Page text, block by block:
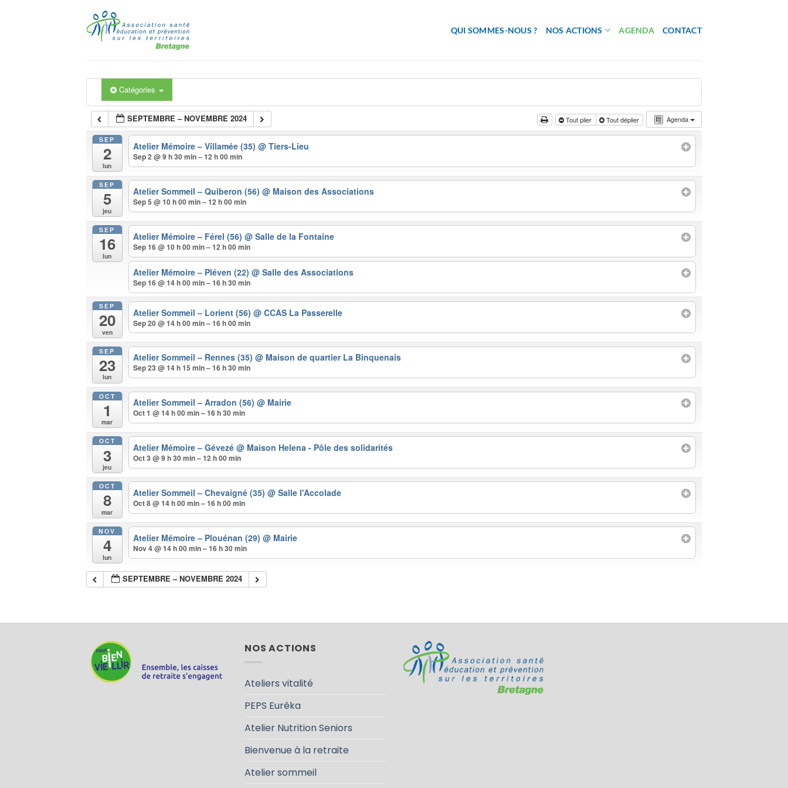
QUI SOMMES-NOUS ? NOS ACTIONS AGENDA CONTACT
Catégories
Agenda
SEPTEMBRE – NOVEMBRE 2024 Tout plier Tout déplier
SEP
2
lun
Atelier Mémoire – Villamée (35)@ Tiers-Lieu
Sep 2 @ 9 h 30 min – 12 h 00 min
SEP
5
jeu
Atelier Sommeil – Quiberon (56)@ Maison des Associations
Sep 5 @ 10 h 00 min – 12 h 00 min
SEP
16
lun
Atelier Mémoire – Férel (56)@ Salle de la Fontaine
Sep 16 @ 10 h 00 min – 12 h 00 min
Atelier Mémoire – Pléven (22)@ Salle des Associations
Sep 16 @ 14 h 00 min – 16 h 30 min
SEP
20
ven
Atelier Sommeil – Lorient (56)@ CCAS La Passerelle
Sep 20 @ 14 h 00 min – 16 h 00 min
SEP
23
lun
Atelier Sommeil – Rennes (35)@ Maison de quartier La Binquenais
Sep 23 @ 14 h 15 min – 16 h 30 min
OCT
1
mar
Atelier Sommeil – Arradon (56)@ Mairie
Oct 1 @ 14 h 00 min – 16 h 30 min
OCT
3
jeu
Atelier Mémoire – Gévezé@ Maison Helena - Pôle des solidarités
Oct 3 @ 9 h 30 min – 12 h 00 min
OCT
8
mar
Atelier Sommeil – Chevaigné (35)@ Salle l'Accolade
Oct 8 @ 14 h 00 min – 16 h 00 min
NOV
4
lun
Atelier Mémoire – Plouénan (29)@ Mairie
Nov 4 @ 14 h 00 min – 16 h 30 min
SEPTEMBRE – NOVEMBRE 2024
NOS ACTIONS
Ateliers vitalité
PEPS Eurêka
Atelier Nutrition Seniors
Bienvenue à la retraite
Atelier sommeil